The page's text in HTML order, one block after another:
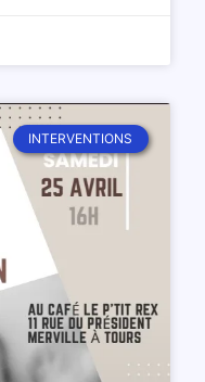
INTERVENTIONS